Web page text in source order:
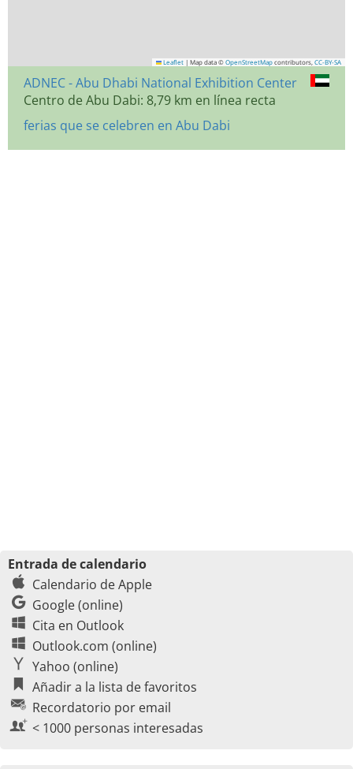
Leaflet | Map data © OpenStreetMap contributors, CC-BY-SA
ADNEC - Abu Dhabi National Exhibition Center
Centro de Abu Dabi: 8,79 km en línea recta
ferias que se celebren en Abu Dabi
Entrada de calendario
Calendario de Apple
Google (online)
Cita en Outlook
Outlook.com (online)
Yahoo (online)
Añadir a la lista de favoritos
Recordatorio por email
< 1000 personas interesadas